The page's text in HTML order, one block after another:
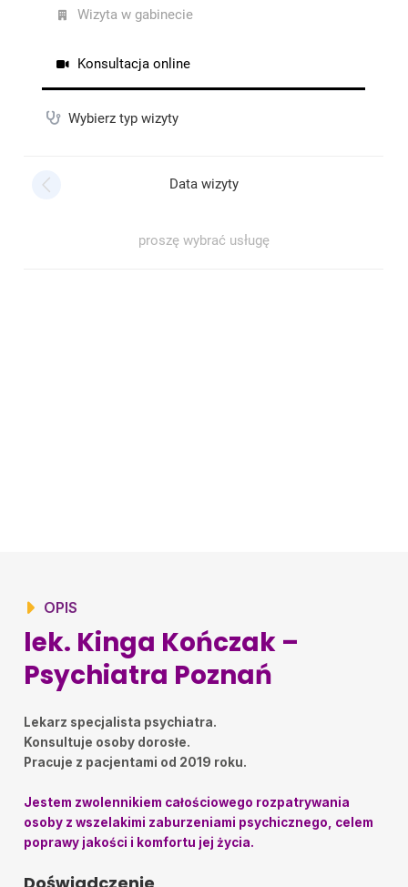
Rozmowa przebiegła pomyślnie
OPIS
lek. Kinga Kończak –
Psychiatra Poznań
Lekarz specjalista psychiatra.
Konsultuje osoby dorosłe.
Pracuje z pacjentami od 2019 roku.
Jestem zwolennikiem całościowego rozpatrywania
osoby z wszelakimi zaburzeniami psychicznego, celem
poprawy jakości i komfortu jej życia.